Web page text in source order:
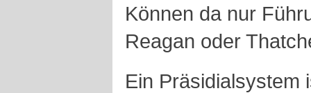
Können da nur
Reagan oder
Ein Präsidialsystem